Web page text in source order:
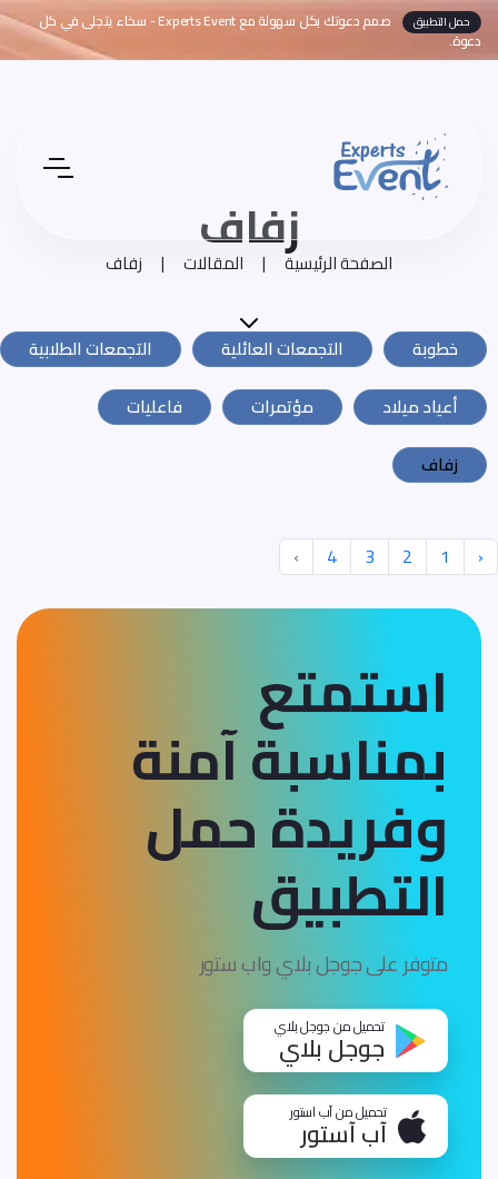
حمل التطبيق صمم دعوتك بكل سهولة مع Experts Event - سخاء يتجلى في كل
دعوة.
زفافالصفحة الرئيسية | المقالات | زفاف
خطوبة التجمعات العائلية
التجمعات الطلابية
أعياد ميلاد
مؤتمرات
فاعليات
زفاف
‹
1
2
3
4
›
استمتع
بمناسبة آمنة
وفريدةحمل
التطبيق
متوفر على جوجل بلاي واب ستور
تحميل من جوجل بلاي
جوجل بلاي
تحميل من آب استور
آب آستور